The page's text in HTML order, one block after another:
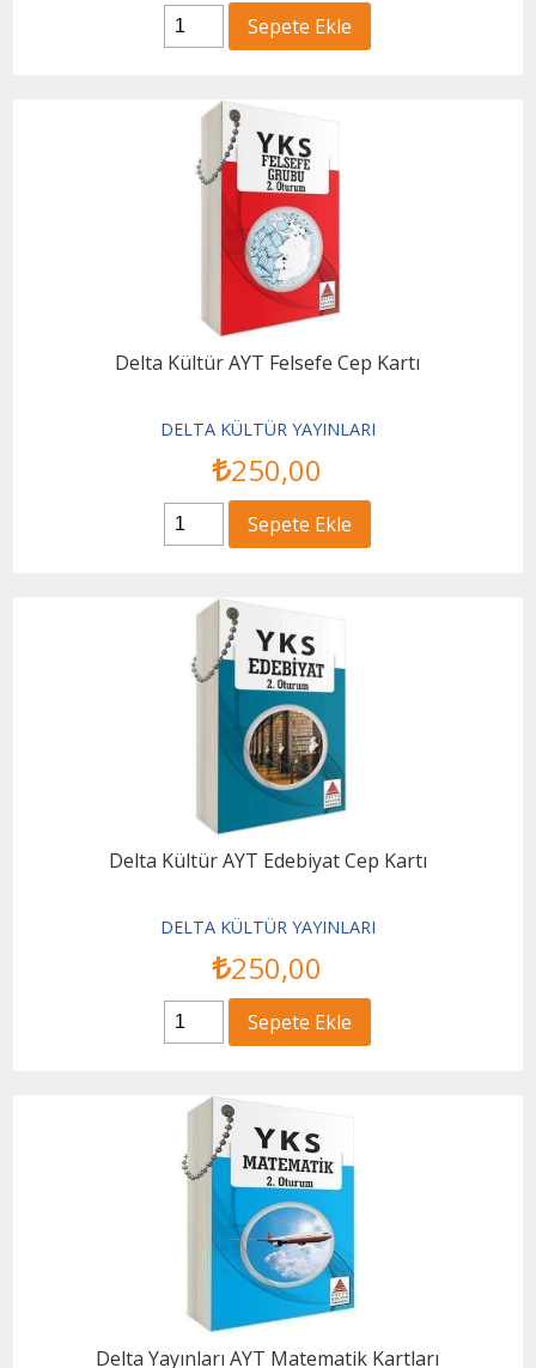
Sepete Ekle
Delta Kültür AYT Felsefe Cep Kartı
DELTA KÜLTÜR YAYINLARI
250,00
Sepete Ekle
Delta Kültür AYT Edebiyat Cep Kartı
DELTA KÜLTÜR YAYINLARI
250,00
Sepete Ekle
Delta Yayınları AYT Matematik Kartları